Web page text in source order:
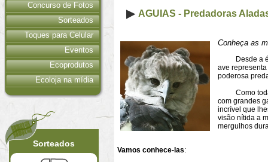
Concurso de Fotos
Sorteados
Toques para Celular
Eventos
Ecoprodutos
Ecoloja na mídia
Sorteados
AGUIAS - Predadoras
Conheça as
Desde a
ave
poderosa
Como todas
com grandes
incrível que
visão nítida a
mergulhos
Vamos conhece-las: